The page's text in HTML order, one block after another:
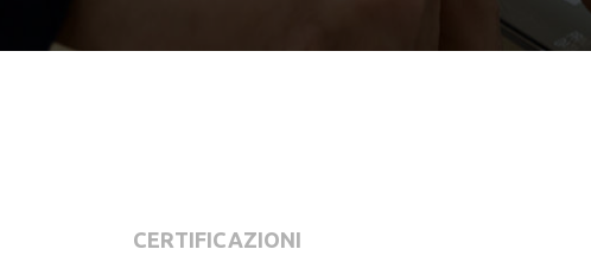
CERTIFICAZIONI